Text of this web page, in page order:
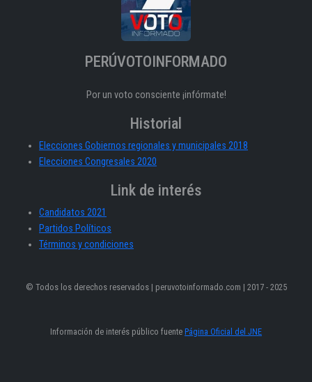
PERÚVOTOINFORMADO
Por un voto consciente ¡infórmate!
Historial
Elecciones Gobiernos regionales y municipales 2018
Elecciones Congresales 2020
Link de interés
Candidatos 2021
Partidos Políticos
Términos y condiciones
© Todos los derechos reservados | peruvotoinformado.com | 2017 - 2025
Información de interés público fuente Página Oficial del JNE